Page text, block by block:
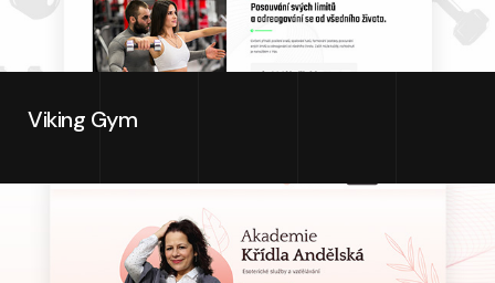
Viking Gym